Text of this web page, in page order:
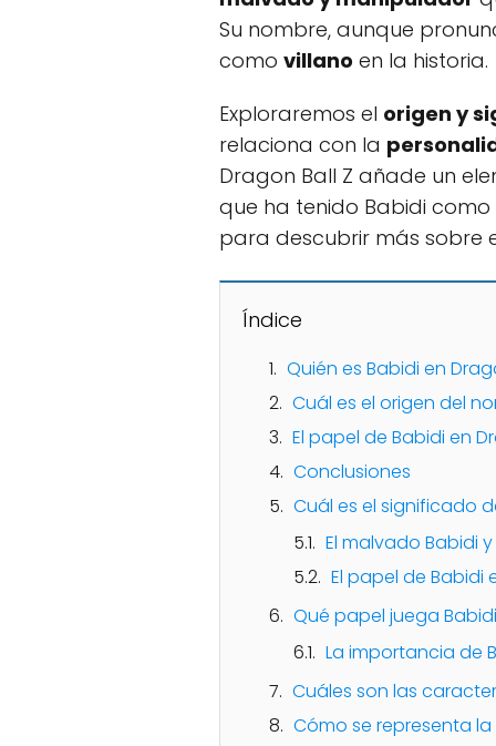
Su nombre, aunque
como villano en la historia.
Exploraremos el origen y
relaciona con la
Dragon Ball Z añade un
que ha tenido Babidi como
para descubrir más sobre
Índice
Quién es Babidi en
Cuál es el origen del
El papel de Babidi en
Conclusiones
Cuál es el significado
El malvado Babidi
El papel de Babidi
Qué papel juega
La importancia de
Cuáles son las
Cómo se representa